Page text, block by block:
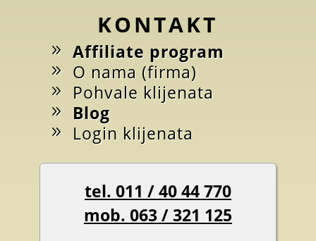
KONTAKT
Affiliate program
O nama (firma)
Pohvale klijenata
Blog
Login klijenata
tel. 011 / 40 44 770
mob. 063 / 321 125